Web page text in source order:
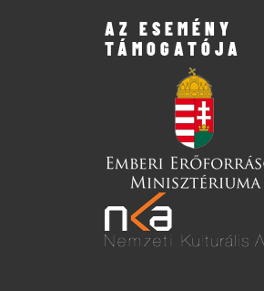
AZ ESEMÉNY
TÁMOGATÓJA